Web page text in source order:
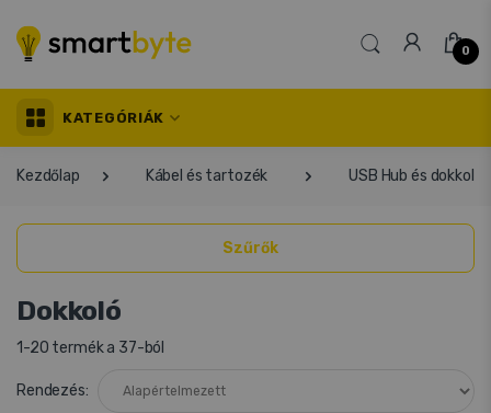
0
KATEGÓRIÁK
Kezdőlap Kábel és tartozék USB Hub és dokkoló
Szűrők
Dokkoló
1-20 termék a 37-ból
Rendezés: